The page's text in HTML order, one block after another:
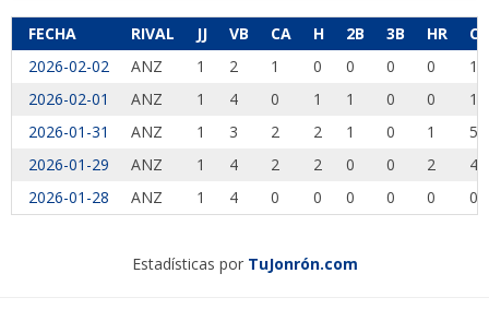
FECHA RIVAL JJ VB CA H 2B 3B HR
CI
2026-02-02
ANZ 1 2 1 0 0 0 0
1
2026-02-01
ANZ 1 4 0 1 1 0 0
1
2026-01-31
ANZ 1 3 2 2 1 0 1
5
2026-01-29
ANZ 1 4 2 2 0 0 2
4
2026-01-28
ANZ 1 4 0 0 0 0 0 0
Estadísticas por TuJonrón.com